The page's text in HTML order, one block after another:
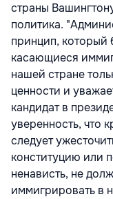
страны
политика.
принцип, который
касающиеся
нашей стране
ценности и
кандидат в
уверенность, что
следует
конституцию или
ненависть, не
иммигрировать в